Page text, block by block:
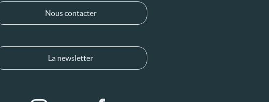
Nous contacter
La newsletter